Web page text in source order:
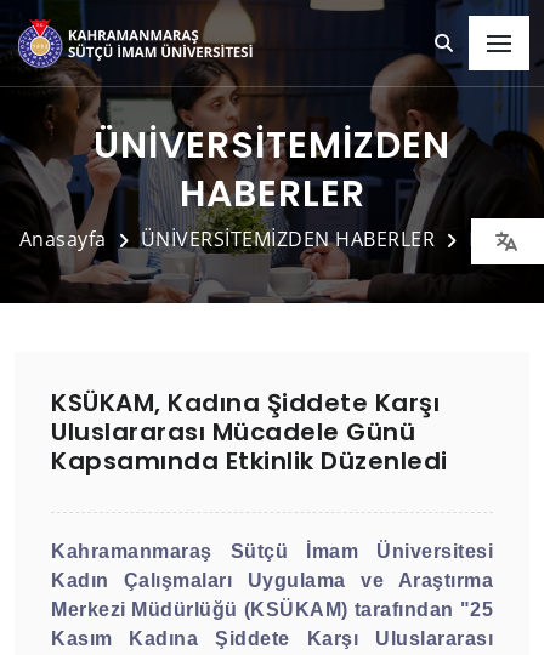
ÜNİVERSİTEMİZDEN
HABERLER
Anasayfa ÜNİVERSİTEMİZDEN HABERLER Detay
KSÜKAM, Kadına Şiddete Karşı
Uluslararası Mücadele Günü
Kapsamında Etkinlik Düzenledi
Kahramanmaraş Sütçü İmam Üniversitesi
Kadın Çalışmaları Uygulama ve Araştırma
Merkezi Müdürlüğü (KSÜKAM) tarafından "25
Kasım Kadına Şiddete Karşı Uluslararası